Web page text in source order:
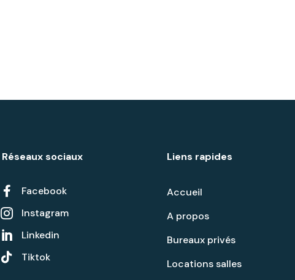
Réseaux sociaux
 Facebook
 Instagram

Linkedin

Tiktok
Liens rapides
Accueil
A propos
Bureaux privés
Locations salles